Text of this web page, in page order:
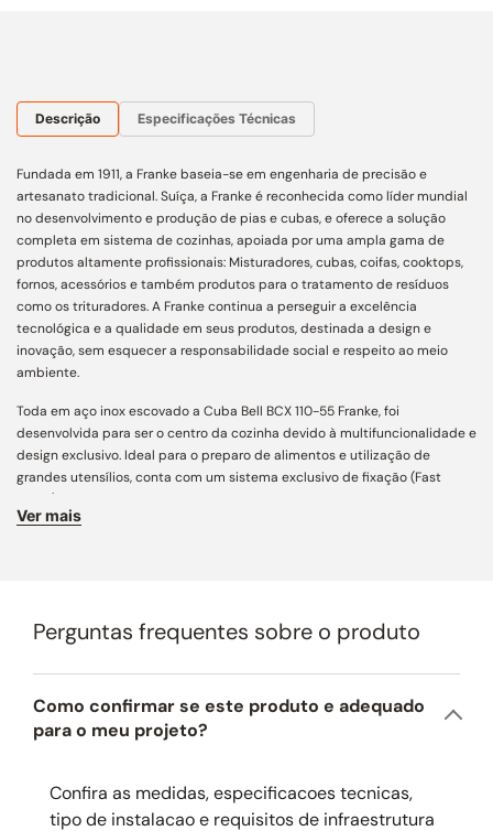
Descrição Especificações Técnicas
Fundada em 1911, a Franke baseia-se em engenharia de precisão e
artesanato tradicional. Suíça, a Franke é reconhecida como líder mundial
no desenvolvimento e produção de pias e cubas, e oferece a solução
completa em sistema de cozinhas, apoiada por uma ampla gama de
produtos altamente profissionais: Misturadores, cubas, coifas, cooktops,
fornos, acessórios e também produtos para o tratamento de resíduos
como os trituradores. A Franke continua a perseguir a excelência
tecnológica e a qualidade em seus produtos, destinada a design e
inovação, sem esquecer a responsabilidade social e respeito ao meio
ambiente.
Toda em aço inox escovado a Cuba Bell BCX 110-55 Franke, foi
desenvolvida para ser o centro da cozinha devido à multifuncionalidade e
design exclusivo. Ideal para o preparo de alimentos e utilização de
grandes utensílios, conta com um sistema exclusivo de fixação (Fast
Fixing) de fácil instalação. Esta cuba tem vedação perfeita e possui
ladrão oculto que oferece maior segurança contra transbordamentos.
Cuba de Embutir.
Material Aço Inox 304.
Apta para utilização de Triturador de Resíduos.
Não acompanha acessórios.
Ver mais
Perguntas frequentes sobre o produto
Como confirmar se este produto e adequado
para o meu projeto?
Confira as medidas, especificacoes tecnicas,
tipo de instalacao e requisitos de infraestrutura